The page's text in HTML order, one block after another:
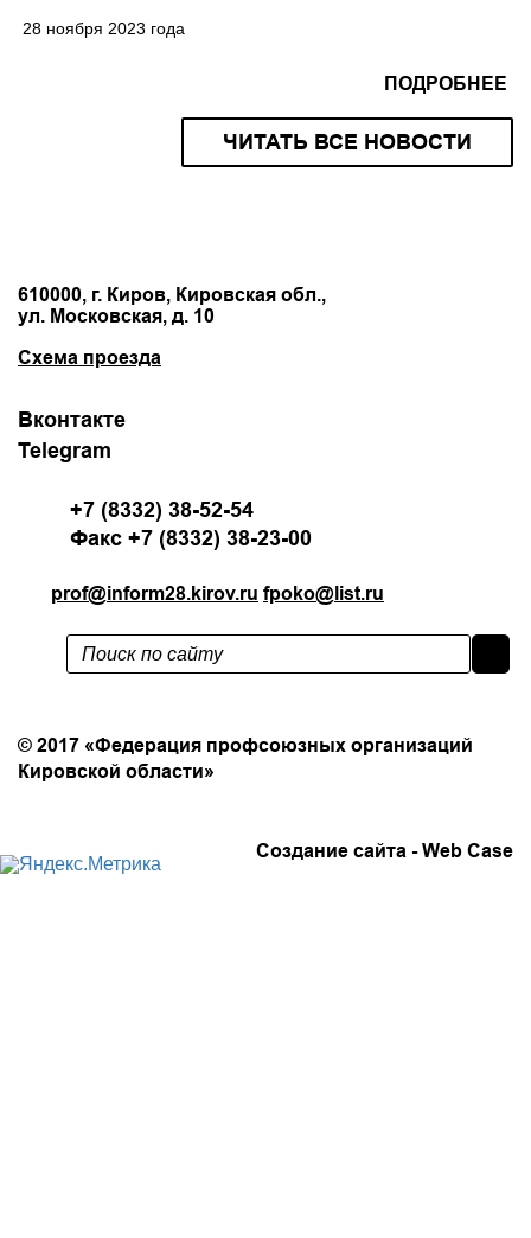
28 ноября 2023 года
ПОДРОБНЕЕ
ЧИТАТЬ ВСЕ НОВОСТИ
610000, г. Киров, Кировская обл.,
ул. Московская, д. 10
Схема проезда
Вконтакте
Telegram
+7 (8332) 38-52-54
Факс +7 (8332) 38-23-00
prof@inform28.kirov.ru fpoko@list.ru
© 2017 «Федерация профсоюзных организаций
Кировской области»
Создание сайта -Web Case